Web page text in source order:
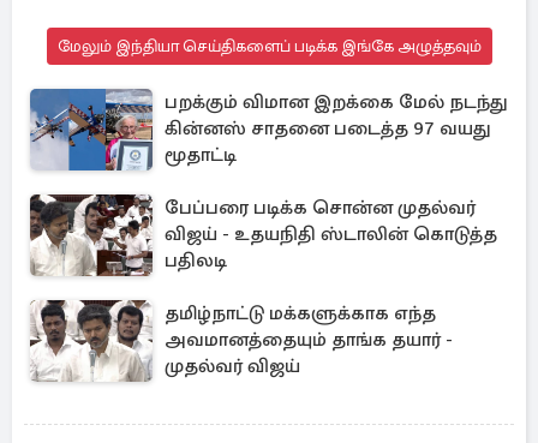
மேலும் இந்தியா செய்திகளைப் படிக்க இங்கே அழுத்தவும்
பறக்கும் விமான இறக்கை மேல் நடந்து
கின்னஸ் சாதனை படைத்த 97 வயது
மூதாட்டி
பேப்பரை படிக்க சொன்ன முதல்வர்
விஜய் - உதயநிதி ஸ்டாலின் கொடுத்த
பதிலடி
தமிழ்நாட்டு மக்களுக்காக எந்த
அவமானத்தையும் தாங்க தயார் -
முதல்வர் விஜய்